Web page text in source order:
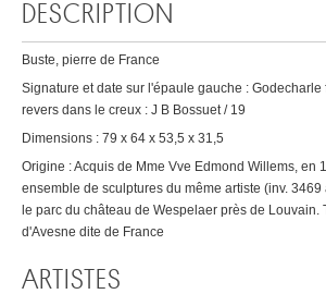
DESCRIPTION
Buste, pierre de France
Signature et date sur l'épaule gauche : Godecharle
revers dans le creux : J B Bossuet / 19
Dimensions : 79 x 64 x 53,5 x 31,5
Origine : Acquis de Mme Vve Edmond Willems, en
ensemble de sculptures du même artiste (inv.
le parc du château de Wespelaer près de Louvain.
d'Avesne dite de France
ARTISTES